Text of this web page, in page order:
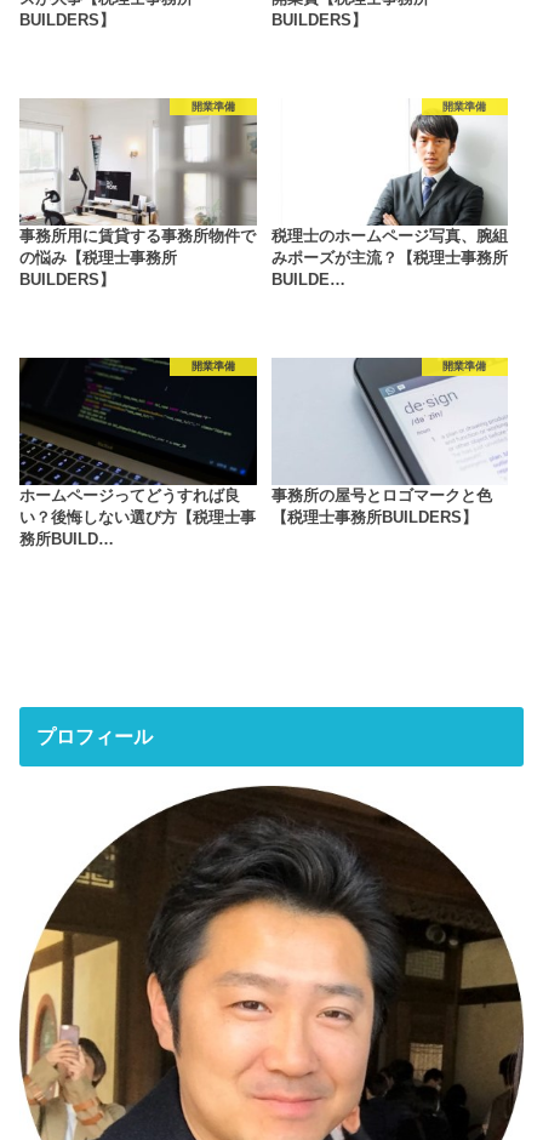
BUILDERS】
BUILDERS】
開業準備
事務所用に賃貸する事務所物件で
の悩み【税理士事務所
BUILDERS】
開業準備
税理士のホームページ写真、腕組
みポーズが主流？【税理士事務所
BUILDE…
開業準備
ホームページってどうすれば良
い？後悔しない選び方【税理士事
務所BUILD…
開業準備
事務所の屋号とロゴマークと色
【税理士事務所BUILDERS】
プロフィール